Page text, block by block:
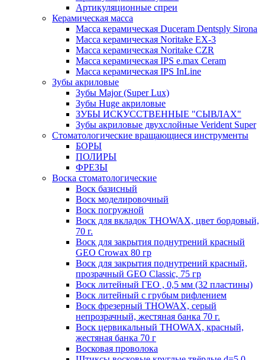
Артикуляционные спреи
Керамическая масса
Масса керамическая Duceram Dentsply Sirona
Масса керамическая Noritake EX-3
Масса керамическая Noritake CZR
Масса керамическая IPS e.max Ceram
Масса керамическая IPS InLine
Зубы акриловые
Зубы Major (Super Lux)
Зубы Huge акриловые
ЗУБЫ ИСКУССТВЕННЫЕ "СЫВЛАХ"
Зубы акриловые двухслойные Verident Super
Стоматологические вращающиеся инструменты
БОРЫ
ПОЛИРЫ
ФРЕЗЫ
Воска стоматологические
Воск базисный
Воск моделировочный
Воск погружной
Воск для вкладок THOWAX, цвет бордовый,
70 г.
Воск для закрытия поднутрений красный
GEO Crowax 80 гр
Воск для закрытия поднутрений красный,
прозрачный GEO Classic, 75 гр
Воск литейный ГЕО , 0,5 мм (32 пластины)
Воск литейный с грубым рифлением
Воск фрезерный THOWAX, серый
непрозрачный, жестяная банка 70 г.
Воск цервикальный THOWAX, красный,
жестяная банка 70 г
Восковая проволока